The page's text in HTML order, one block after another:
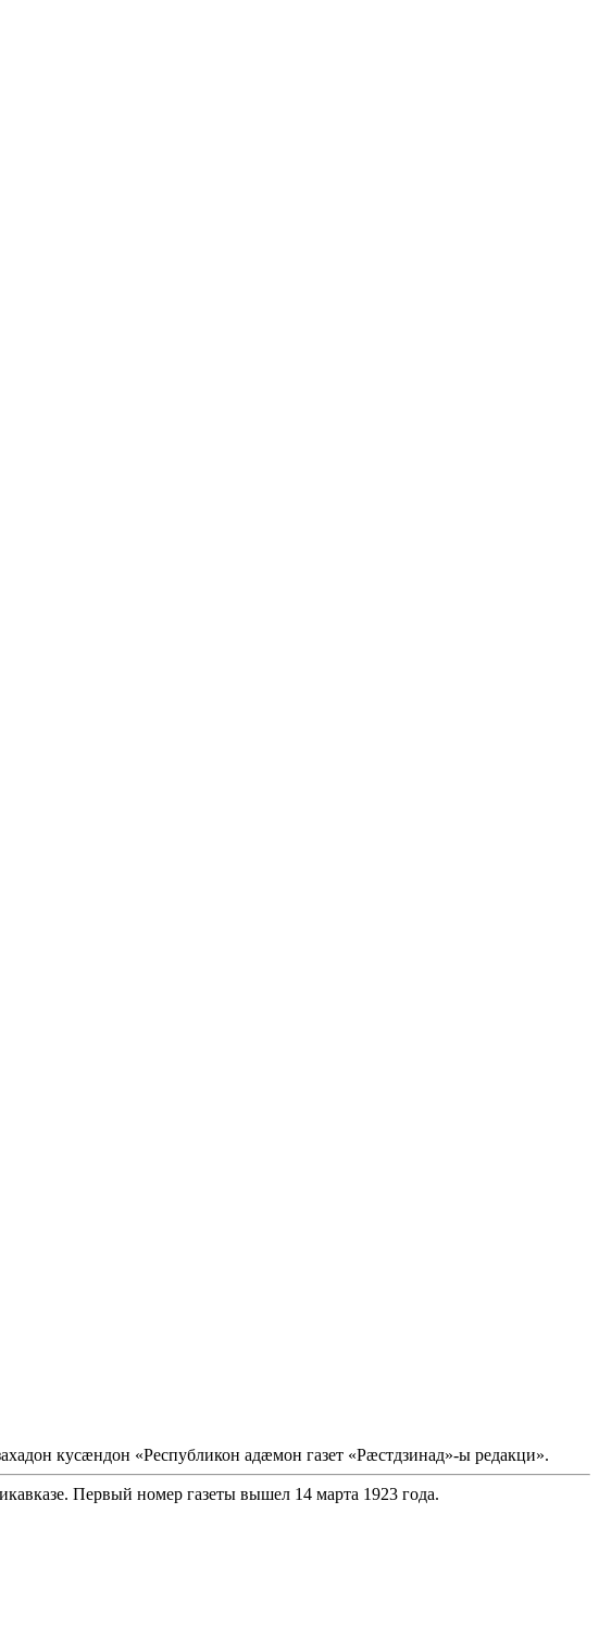
кусæндон «Республикон адæмон газет «Рæстдзинад»-ы редакци».
Первый номер газеты вышел 14 марта 1923 года.